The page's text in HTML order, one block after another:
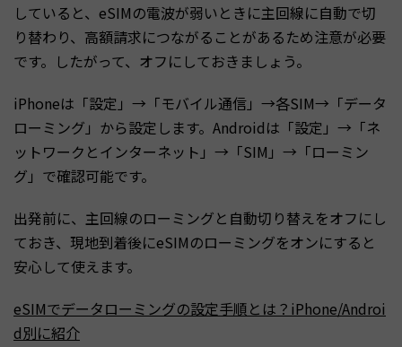
していると、eSIMの電波が弱いときに主回線に自動で切
り替わり、高額請求につながることがあるため注意が必要
です。したがって、オフにしておきましょう。
iPhoneは「設定」→「モバイル通信」→各SIM→「データ
ローミング」から設定します。Androidは「設定」→「ネ
ットワークとインターネット」→「SIM」→「ローミン
グ」で確認可能です。
出発前に、主回線のローミングと自動切り替えをオフにし
ておき、現地到着後にeSIMのローミングをオンにすると
安心して使えます。
eSIMでデータローミングの設定手順とは？iPhone/Androi
d別に紹介